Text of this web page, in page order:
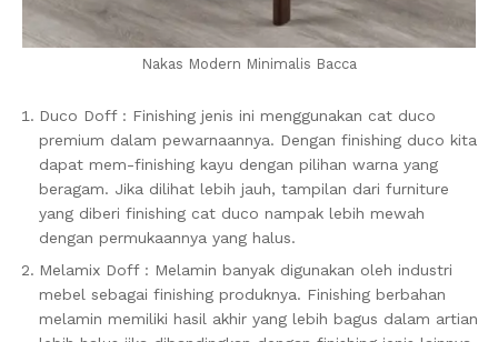
Nakas Modern Minimalis Bacca
Duco Doff : Finishing jenis ini menggunakan cat duco
premium dalam pewarnaannya. Dengan finishing duco kita
dapat mem-finishing kayu dengan pilihan warna yang
beragam. Jika dilihat lebih jauh, tampilan dari furniture
yang diberi finishing cat duco nampak lebih mewah
dengan permukaannya yang halus.
Melamix Doff : Melamin banyak digunakan oleh industri
mebel sebagai finishing produknya. Finishing berbahan
melamin memiliki hasil akhir yang lebih bagus dalam artian